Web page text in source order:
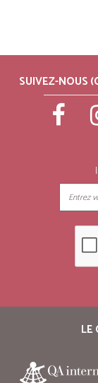
SUIVEZ-NOUS
LE